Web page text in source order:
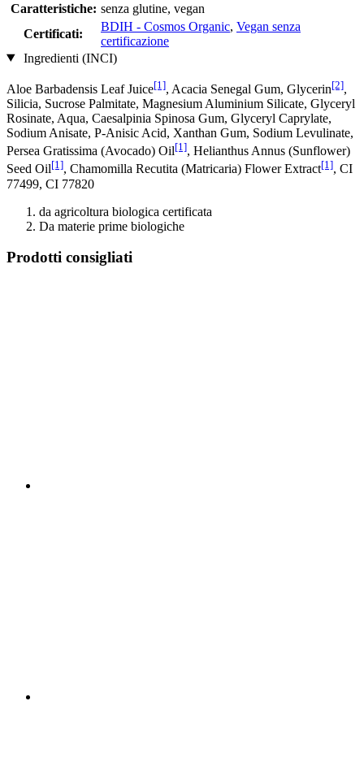
Caratteristiche: senza glutine, vegan
Certificati:
BDIH - Cosmos Organic, Vegan senza
certificazione
Ingredienti (INCI)
Aloe Barbadensis Leaf Juice[1], Acacia Senegal Gum, Glycerin[2],
Silicia, Sucrose Palmitate, Magnesium Aluminium Silicate, Glyceryl
Rosinate, Aqua, Caesalpinia Spinosa Gum, Glyceryl Caprylate,
Sodium Anisate, P-Anisic Acid, Xanthan Gum, Sodium Levulinate,
Persea Gratissima (Avocado) Oil[1], Helianthus Annus (Sunflower)
Seed Oil[1], Chamomilla Recutita (Matricaria) Flower Extract[1], CI
77499, CI 77820
da agricoltura biologica certificata
Da materie prime biologiche
Prodotti consigliati